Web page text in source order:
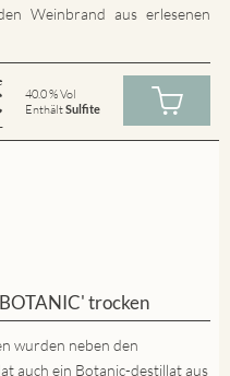
Weinbrand aus erlesenen
40.0 % Vol
EnthältSulfite
trocken
wurden neben den
auch ein Botanic-destillat aus